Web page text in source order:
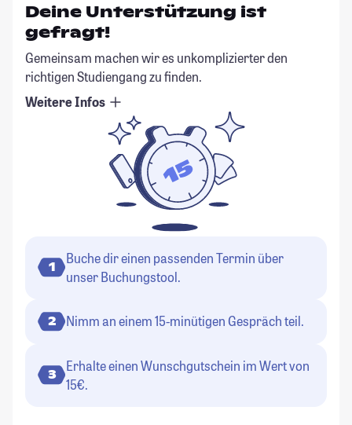
Deine Unterstützung ist
gefragt!
Gemeinsam machen wir es unkomplizierter den
richtigen Studiengang zu finden.
Weitere Infos
1
Buche dir einen passenden Termin über
unser Buchungstool.
2 Nimm an einem 15-minütigen Gespräch teil.
3
Erhalte einen Wunschgutschein im Wert von
15€.